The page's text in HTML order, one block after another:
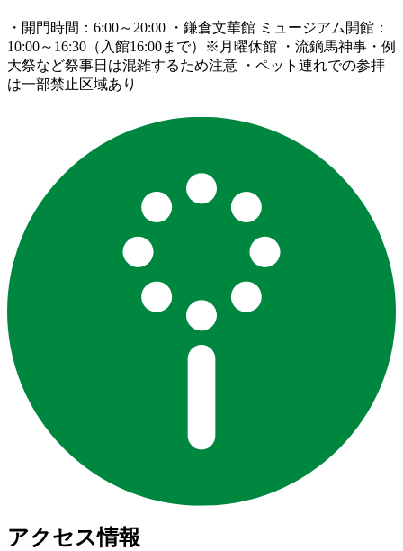
・開門時間：6:00～20:00 ・鎌倉文華館 ミュージアム開館：
10:00～16:30（入館16:00まで）※月曜休館 ・流鏑馬神事・例
大祭など祭事日は混雑するため注意 ・ペット連れでの参拝
は一部禁止区域あり
アクセス情報